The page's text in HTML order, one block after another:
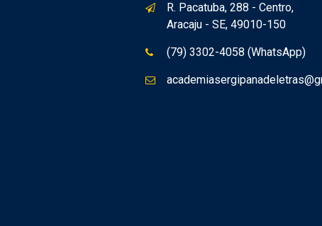
R. Pacatuba, 288 - Centro,
Aracaju - SE, 49010-150
(79) 3302-4058 (WhatsApp)